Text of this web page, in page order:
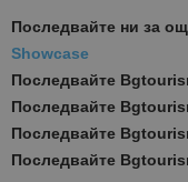
Последвайте ни за
Showcase
Последвайте
Последвайте
Последвайте
Последвайте